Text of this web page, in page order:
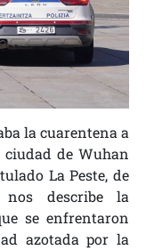
la cuarentena a
de Wuhan
La Peste, de
describe la
se enfrentaron
azotada por la